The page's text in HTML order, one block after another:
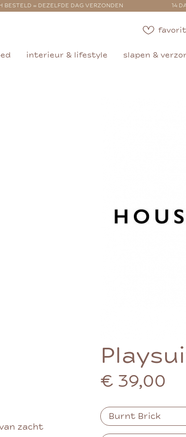
BESTELD = DEZELFDE DAG VERZONDEN 14
interieur & lifestyle slapen &
zacht
€ 39,00